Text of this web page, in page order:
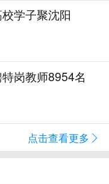
学子聚沈阳
岗教师8954名
点击查看更多